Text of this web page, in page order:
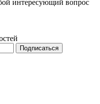
интересующий вопрос
Подписаться